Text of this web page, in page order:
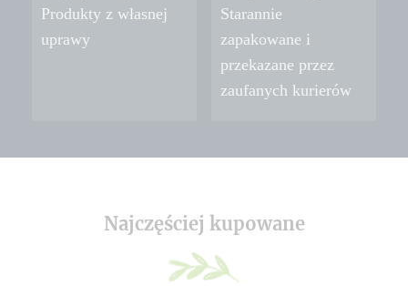
Produkty z własnej
uprawy
Starannie
zapakowane i
przekazane przez
zaufanych kurierów
Najczęściej kupowane